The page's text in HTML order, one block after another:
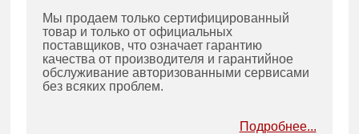
Мы продаем только сертифицированный
товар и только от официальных
поставщиков, что означает гарантию
качества от производителя и гарантийное
обслуживание авторизованными сервисами
без всяких проблем.
Подробнее...